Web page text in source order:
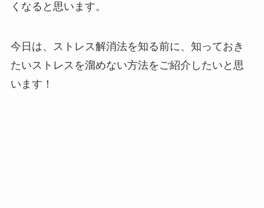
くなると思います。
今日は、ストレス解消法を知る前に、知っておき
たいストレスを溜めない方法をご紹介したいと思
います！